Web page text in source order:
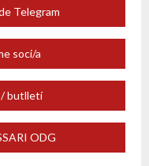
Telegram
soci/a
butlletí
ODG